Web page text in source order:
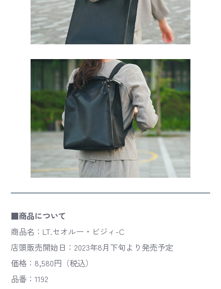
■商品について
商品名：LT.セオルー・ビジィ-C
店頭販売開始日：2023年8月下旬より発売予定
価格：8,580円（税込）
品番：1192